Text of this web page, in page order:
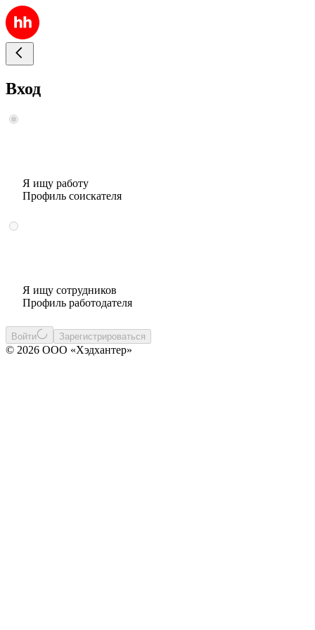
Вход
Я ищу работу
Профиль соискателя
Я ищу сотрудников
Профиль работодателя
Войти Зарегистрироваться
© 2026 ООО «Хэдхантер»